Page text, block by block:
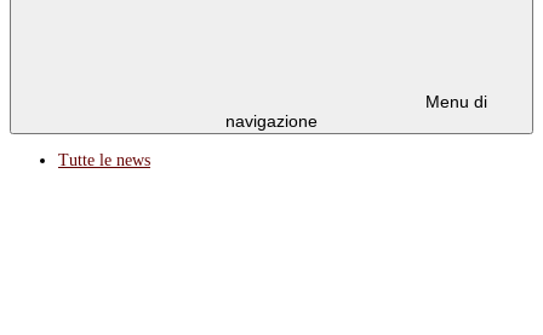
Menu di
navigazione
Tutte le news